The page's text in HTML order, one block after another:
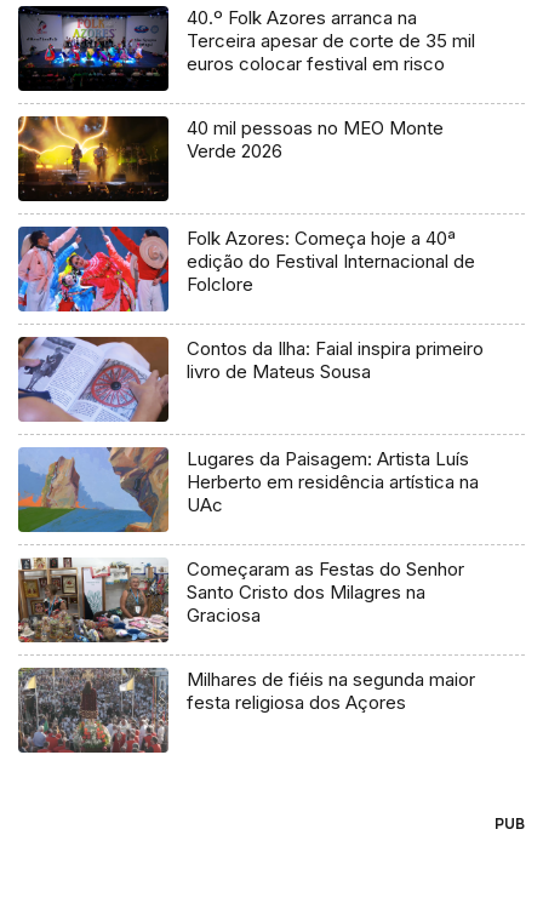
40.º Folk Azores arranca na
Terceira apesar de corte de 35 mil
euros colocar festival em risco
40 mil pessoas no MEO Monte
Verde 2026
Folk Azores: Começa hoje a 40ª
edição do Festival Internacional de
Folclore
Contos da Ilha: Faial inspira primeiro
livro de Mateus Sousa
Lugares da Paisagem: Artista Luís
Herberto em residência artística na
UAc
Começaram as Festas do Senhor
Santo Cristo dos Milagres na
Graciosa
Milhares de fiéis na segunda maior
festa religiosa dos Açores
PUB